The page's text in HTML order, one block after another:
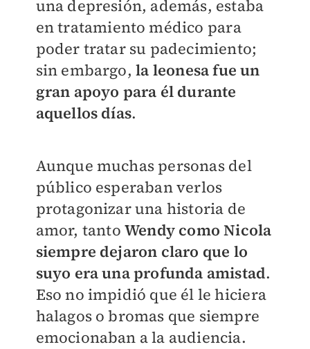
una depresión, además, estaba
en tratamiento médico para
poder tratar su padecimiento;
sin embargo,la leonesa fue un
gran apoyo para él durante
aquellos días.
Aunque muchas personas del
público esperaban verlos
protagonizar una historia de
amor, tanto Wendy como Nicola
siempre dejaron claro que lo
suyo era una profunda amistad.
Eso no impidió que él le hiciera
halagos o bromas que siempre
emocionaban a la audiencia.